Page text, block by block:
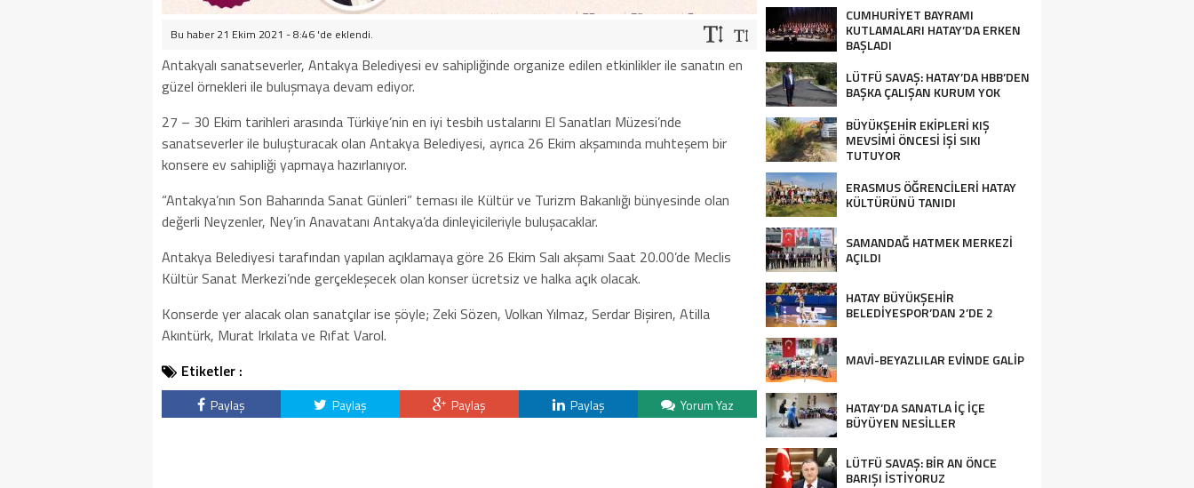
Bu haber 21 Ekim 2021 - 8:46 'de eklendi.
Antakyalı sanatseverler, Antakya Belediyesi ev sahipliğinde organize edilen etkinlikler ile sanatın en
güzel örnekleri ile buluşmaya devam ediyor.
27 – 30 Ekim tarihleri arasında Türkiye’nin en iyi tesbih ustalarını El Sanatları Müzesi’nde
sanatseverler ile buluşturacak olan Antakya Belediyesi, ayrıca 26 Ekim akşamında muhteşem bir
konsere ev sahipliği yapmaya hazırlanıyor.
“Antakya’nın Son Baharında Sanat Günleri” teması ile Kültür ve Turizm Bakanlığı bünyesinde olan
değerli Neyzenler, Ney’in Anavatanı Antakya’da dinleyicileriyle buluşacaklar.
Antakya Belediyesi tarafından yapılan açıklamaya göre 26 Ekim Salı akşamı Saat 20.00’de Meclis
Kültür Sanat Merkezi’nde gerçekleşecek olan konser ücretsiz ve halka açık olacak.
Konserde yer alacak olan sanatçılar ise şöyle; Zeki Sözen, Volkan Yılmaz, Serdar Bişiren, Atilla
Akıntürk, Murat Irkılata ve Rıfat Varol.
Etiketler :
Paylaş Paylaş Paylaş Paylaş Yorum Yaz
CUMHURİYET BAYRAMI
KUTLAMALARI HATAY’DA ERKEN
BAŞLADI
LÜTFÜ SAVAŞ: HATAY’DA HBB’DEN
BAŞKA ÇALIŞAN KURUM YOK
BÜYÜKŞEHİR EKİPLERİ KIŞ
MEVSİMİ ÖNCESİ İŞİ SIKI
TUTUYOR
ERASMUS ÖĞRENCİLERİ HATAY
KÜLTÜRÜNÜ TANIDI
SAMANDAĞ HATMEK MERKEZİ
AÇILDI
HATAY BÜYÜKŞEHİR
BELEDİYESPOR’DAN 2’DE 2
MAVİ-BEYAZLILAR EVİNDE GALİP
HATAY’DA SANATLA İÇ İÇE
BÜYÜYEN NESİLLER
LÜTFÜ SAVAŞ: BİR AN ÖNCE
BARIŞI İSTİYORUZ